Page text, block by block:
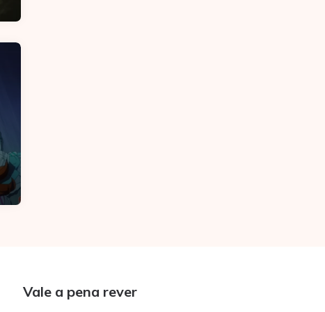
Vale a pena rever